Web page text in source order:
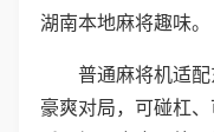
湖南本地麻将趣味。
普通麻将机适
豪爽对局，可碰杠